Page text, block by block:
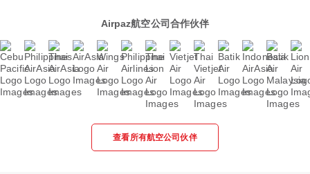
Airpaz航空公司合作伙伴
查看所有航空公司伙伴